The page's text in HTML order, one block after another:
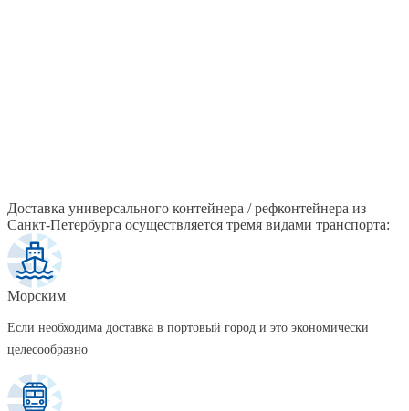
Доставка универсального контейнера / рефконтейнера из
Санкт-Петербурга осуществляется тремя видами транспорта:
Морским
Если необходима доставка в портовый город и это экономически
целесообразно